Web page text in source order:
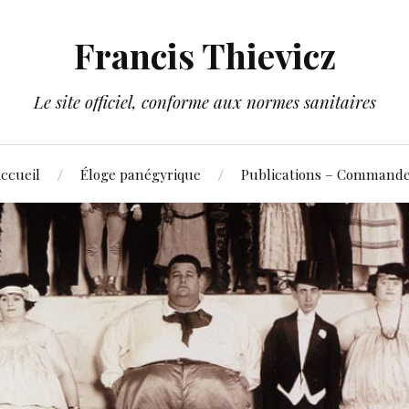
Francis Thievicz
Le site officiel, conforme aux normes sanitaires
Éloge panégyrique Publications –